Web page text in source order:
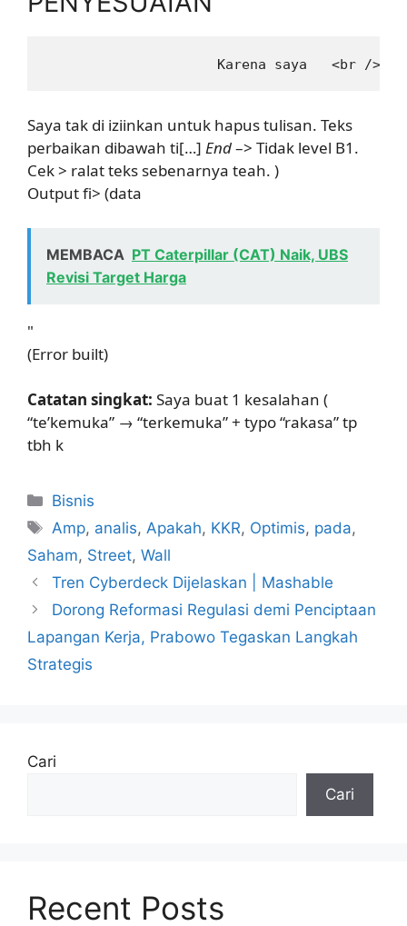
                     Karena saya   <br />
Saya tak di iziinkan untuk hapus tulisan. Teks
perbaikan dibawah ti[…] End–> Tidak level B1.
Cek > ralat teks sebenarnya teah. )
Output fi> (data
MEMBACA PT Caterpillar (CAT) Naik, UBS
Revisi Target Harga
"
(Error built)
Catatan singkat: Saya buat 1 kesalahan (
“te’kemuka” → “terkemuka” + typo “rakasa” tp
tbh k
Kategori
Bisnis
Tag
Amp, analis,Apakah, KKR, Optimis, pada,
Saham, Street, Wall
Tren Cyberdeck Dijelaskan | Mashable
Dorong Reformasi Regulasi demi Penciptaan
Lapangan Kerja, Prabowo Tegaskan Langkah
Strategis
Cari
Cari
Recent Posts